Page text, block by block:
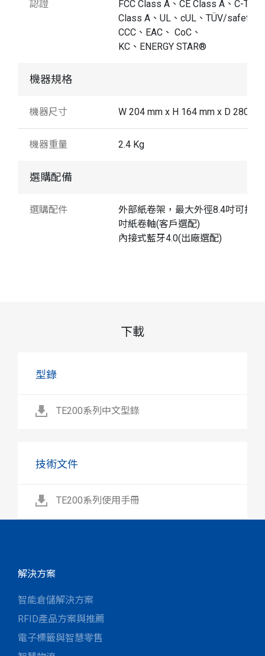
認證
FCC Class A、CE Class A、C-Tick
Class A、UL、cUL、TÜV/safety、
CCC、EAC、 CoC、
KC、ENERGY STAR®
機器規格
機器尺寸 W 204 mm x H 164 mm x D 280
機器重量 2.4 Kg
選購配備
選購配件
外部紙卷架，最大外徑8.4吋可搭
吋紙卷軸(客戶選配)
內接式藍牙4.0(出廠選配)
下載
型錄
TE200系列中文型錄
技術文件
TE200系列使用手冊
解決方案
智能倉儲解決方案
RFID產品方案與推薦
電子標籤與智慧零售